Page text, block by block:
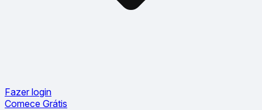
Fazer login
Comece Grátis